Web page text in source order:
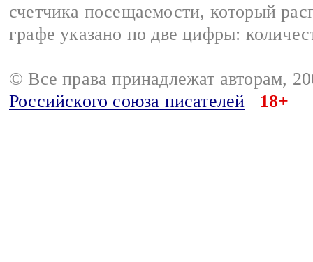
счетчика посещаемости, который
графе указано по две цифры:
© Все права принадлежат авторам,
Российского союза писателей
18+